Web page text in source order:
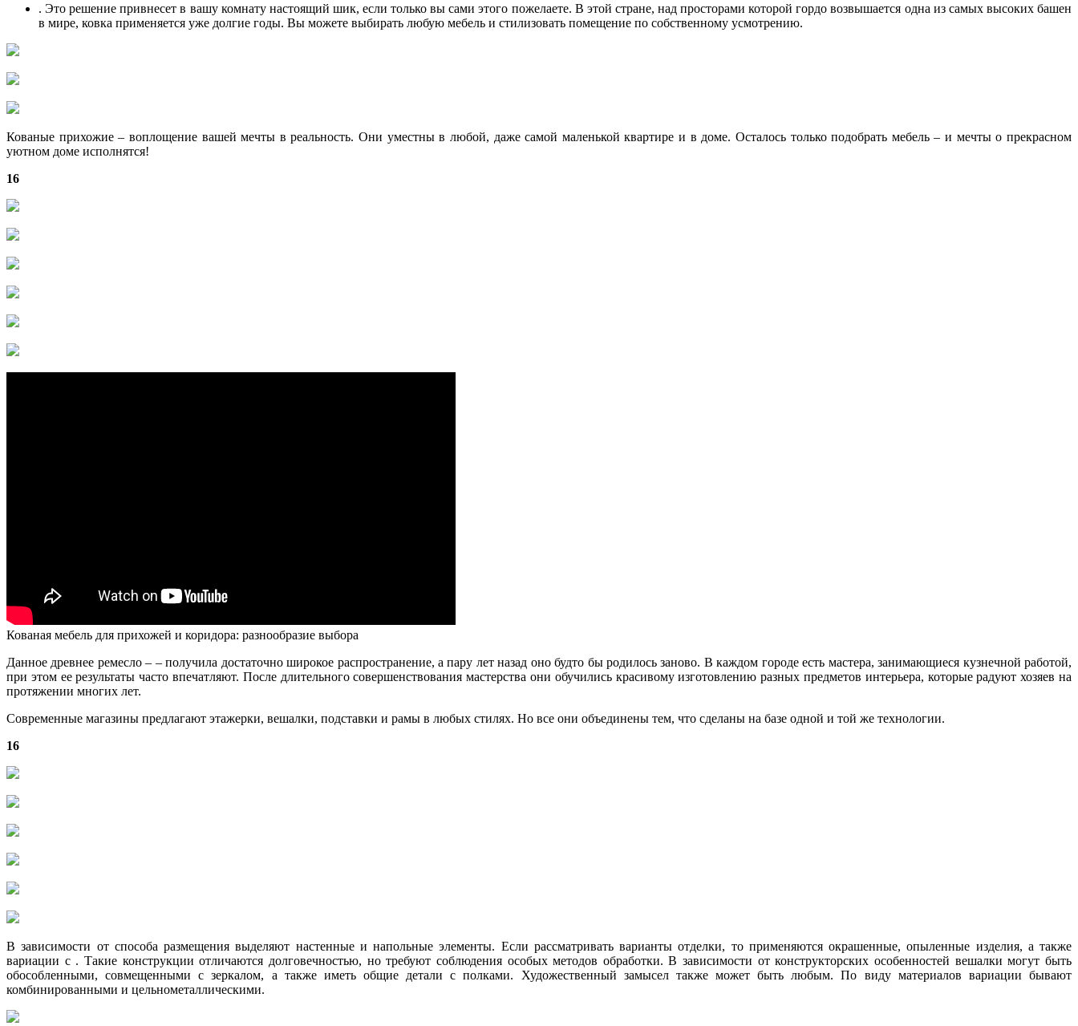
. Это решение привнесет в вашу комнату настоящий шик, если только вы сами этого пожелаете. В этой стране, над просторами которой гордо возвышается одна из самых высоких башен
в мире, ковка применяется уже долгие годы. Вы можете выбирать любую мебель и стилизовать помещение по собственному усмотрению.
Кованые прихожие – воплощение вашей мечты в реальность. Они уместны в любой, даже самой маленькой квартире и в доме. Осталось только подобрать мебель – и мечты о прекрасном
уютном доме исполнятся!
16
Кованая мебель для прихожей и коридора: разнообразие выбора
Данное древнее ремесло – – получила достаточно широкое распространение, а пару лет назад оно будто бы родилось заново. В каждом городе есть мастера, занимающиеся кузнечной работой,
при этом ее результаты часто впечатляют. После длительного совершенствования мастерства они обучились красивому изготовлению разных предметов интерьера, которые радуют хозяев на
протяжении многих лет.
Современные магазины предлагают этажерки, вешалки, подставки и рамы в любых стилях. Но все они объединены тем, что сделаны на базе одной и той же технологии.
16
В зависимости от способа размещения выделяют настенные и напольные элементы. Если рассматривать варианты отделки, то применяются окрашенные, опыленные изделия, а также
вариации с . Такие конструкции отличаются долговечностью, но требуют соблюдения особых методов обработки. В зависимости от конструкторских особенностей вешалки могут быть
обособленными, совмещенными с зеркалом, а также иметь общие детали с полками. Художественный замысел также может быть любым. По виду материалов вариации бывают
комбинированными и цельнометаллическими.